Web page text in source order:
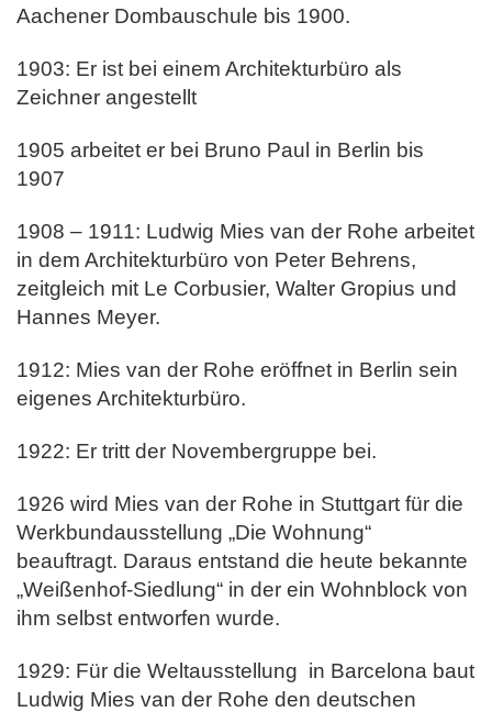
Aachener Dombauschule bis 1900.
1903: Er ist bei einem Architekturbüro als
Zeichner angestellt
1905 arbeitet er bei Bruno Paul in Berlin bis
1907
1908 – 1911: Ludwig Mies van der Rohe arbeitet
in dem Architekturbüro von Peter Behrens,
zeitgleich mit Le Corbusier, Walter Gropius und
Hannes Meyer.
1912: Mies van der Rohe eröffnet in Berlin sein
eigenes Architekturbüro.
1922: Er tritt der Novembergruppe bei.
1926 wird Mies van der Rohe in Stuttgart für die
Werkbundausstellung „Die Wohnung“
beauftragt. Daraus entstand die heute bekannte
„Weißenhof-Siedlung“ in der ein Wohnblock von
ihm selbst entworfen wurde.
1929: Für die Weltausstellung in Barcelona baut
Ludwig Mies van der Rohe den deutschen